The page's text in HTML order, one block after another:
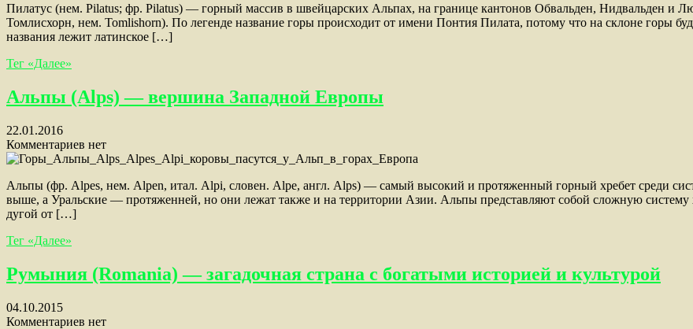
Пилатус (нем. Pilatus; фр. Pilatus) — горный массив в швейцарских Альпах, на границе кантонов Обвальден, Нидвальден и
Томлисхорн, нем. Tomlishorn). По легенде название горы происходит от имени Понтия Пилата, потому что на склоне горы
названия лежит латинское […]
Тег «Далее»
Альпы (Alps) — вершина Западной Европы
22.01.2016
Комментариев нет
Альпы (фр. Alpes, нем. Alpen, итал. Alpi, словен. Alpe, англ. Alps) — самый высокий и протяженный горный хребет среди
выше, а Уральские — протяженней, но они лежат также и на территории Азии. Альпы представляют собой сложную систему
дугой от […]
Тег «Далее»
Румыния (Romania) — загадочная страна с богатыми историей и культурой
04.10.2015
Комментариев нет